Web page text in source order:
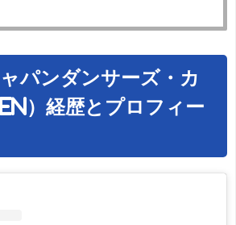
パンダンサーズ・カ
）経歴とプロフィー